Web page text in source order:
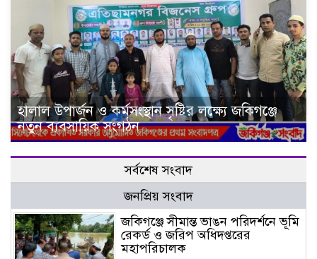
হালাল উপার্জন ও কর্মসংস্থান সৃষ্টির লক্ষ্যে জকিগঞ্জে
নতুন ব্যবসায়িক সংগঠন
সর্বশেষ সংবাদ
জনপ্রিয় সংবাদ
জকিগঞ্জে সীমান্ত ভাঙন পরিদর্শনে ভূমি
রেকর্ড ও জরিপ অধিদপ্তরের
মহাপরিচালক